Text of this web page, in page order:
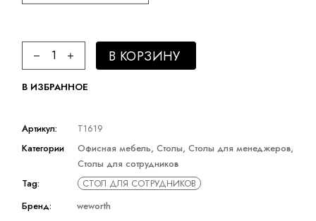
Стол для сотрудника LVBAN quantity
В КОРЗИНУ
В ИЗБРАННОЕ
Артикул:
T1619
Категории
Офисная мебель,Столы,Столы для менеджеров,
Столы для сотрудников
Tag:
СТОЛ ДЛЯ СОТРУДНИКОВ
Бренд:
weworth